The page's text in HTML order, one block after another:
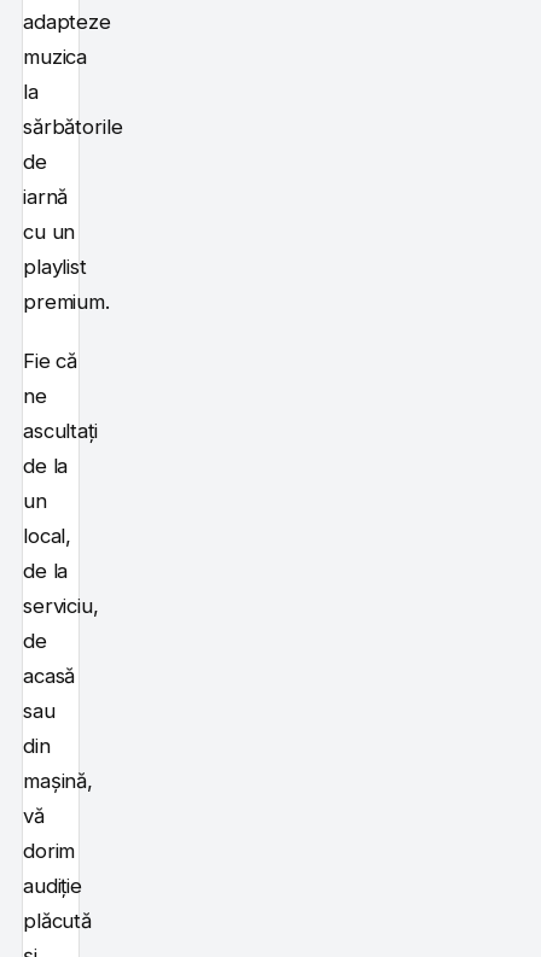
adapteze
muzica
la
sărbătorile
de
iarnă
cu un
playlist
premium.
Fie că
ne
ascultați
de la
un
local,
de la
serviciu,
de
acasă
sau
din
mașină,
vă
dorim
audiție
plăcută